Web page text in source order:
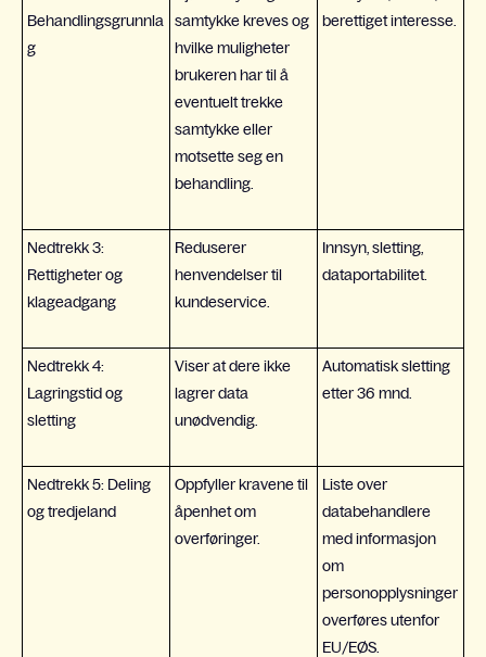
Behandlingsgrunnla
g
samtykke kreves og
hvilke muligheter
brukeren har til å
eventuelt trekke
samtykke eller
motsette seg en
behandling.
berettiget interesse.
Nedtrekk 3:
Rettigheter og
klageadgang
Reduserer
henvendelser til
kundeservice.
Innsyn, sletting,
dataportabilitet.
Nedtrekk 4:
Lagringstid og
sletting
Viser at dere ikke
lagrer data
unødvendig.
Automatisk sletting
etter 36 mnd.
Nedtrekk 5: Deling
og tredjeland
Oppfyller kravene til
åpenhet om
overføringer.
Liste over
databehandlere
med informasjon
om
personopplysninger
overføres utenfor
EU/EØS.